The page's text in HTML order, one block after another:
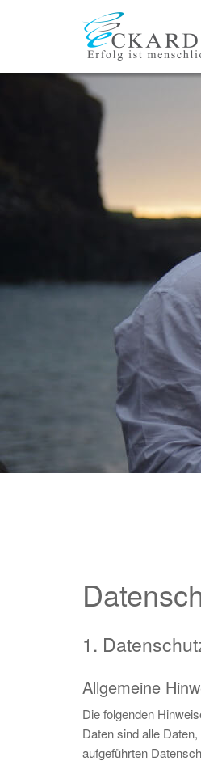
1.
Allgemeine
Die folgenden
Daten sind alle
aufgeführten